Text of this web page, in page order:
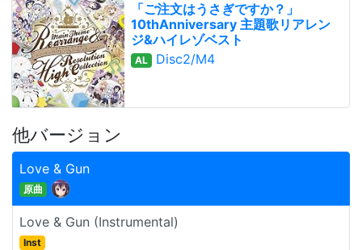
「ご注文はうさぎですか？」
10thAnniversary 主題歌リアレン
ジ&ハイレゾベスト
AL Disc2/M4
他バージョン
Love & Gun
原曲
Love & Gun (Instrumental)
Inst